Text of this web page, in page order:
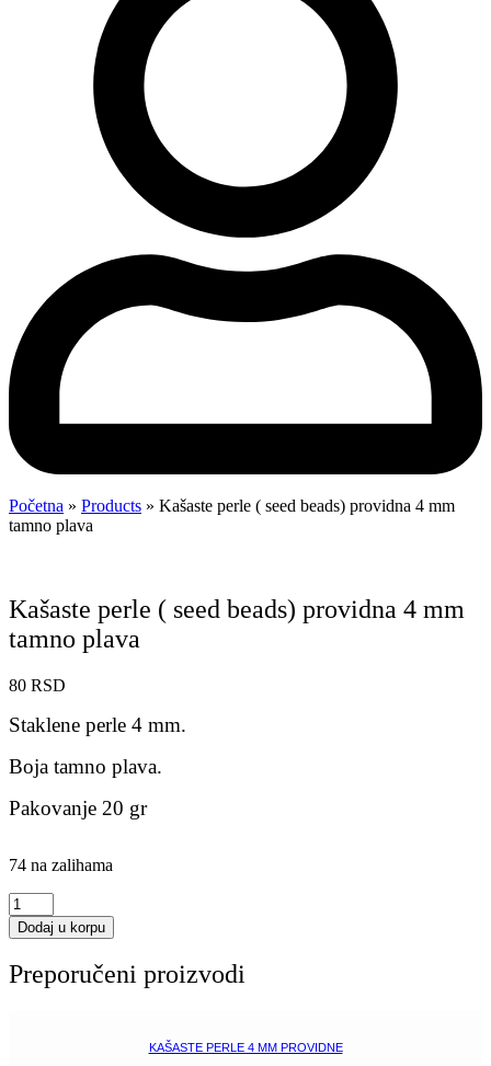
Početna » Products » Kašaste perle ( seed beads) providna 4 mm
tamno plava
Kašaste perle ( seed beads) providna 4 mm
tamno plava
80 RSD
Staklene perle 4 mm.
Boja tamno plava.
Pakovanje 20 gr
74 na zalihama
Kašaste
perle
(
beads)
Dodaj u korpu
Preporučeni proizvodi
KAŠASTE PERLE 4 MM PROVIDNE